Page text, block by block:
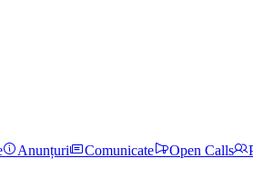
Anunțuri Comunicate Open Calls